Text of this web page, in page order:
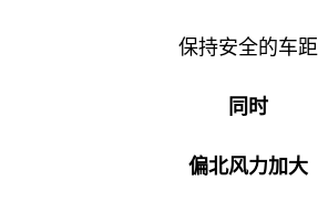
保持安全的车距
同时
偏北风力加大